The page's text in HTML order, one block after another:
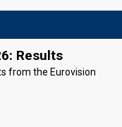
Results
from the Eurovision